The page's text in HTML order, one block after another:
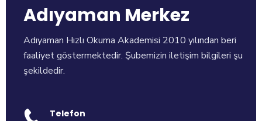
Adıyaman Merkez
Adıyaman Hızlı Okuma Akademisi 2010 yılından beri
faaliyet göstermektedir. Şubemizin iletişim bilgileri şu
şekildedir.
Telefon